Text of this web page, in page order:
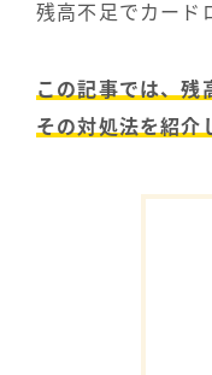
残高不足でカード
この記事では、残
その対処法を紹介